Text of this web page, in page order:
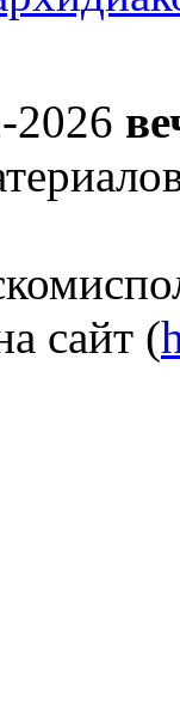
2026
сайт (